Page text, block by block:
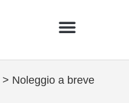
> Noleggio a breve